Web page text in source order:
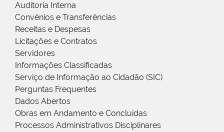
Auditoria Interna
Convênios e Transferências
Receitas e Despesas
Licitações e Contratos
Servidores
Informações Classificadas
Serviço de Informação ao Cidadão (SIC)
Perguntas Frequentes
Dados Abertos
Obras em Andamento e Concluídas
Processos Administrativos Disciplinares